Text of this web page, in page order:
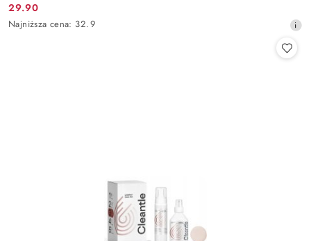
Cena
promocyjna:
29.90
Najniższa
Najniższa cena: 32.9